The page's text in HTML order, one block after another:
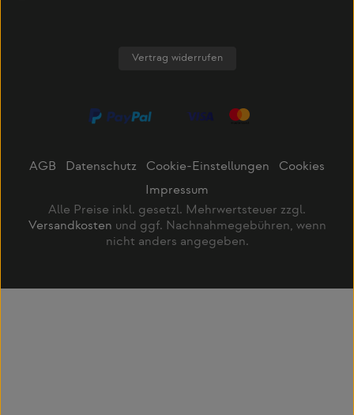
Vertrag widerrufen
AGB Datenschutz Cookie-Einstellungen
Cookies
Impressum
Alle Preise inkl. gesetzl. Mehrwertsteuer zzgl.
Versandkosten und ggf. Nachnahmegebühren, wenn
nicht anders angegeben.